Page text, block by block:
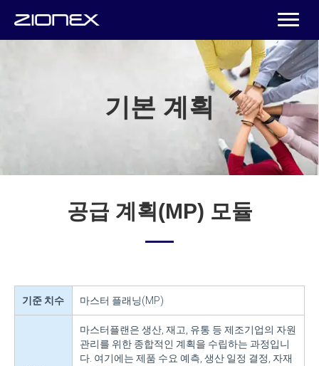
기본 계획
공급 계획(MP) 모듈
기준 치수 마스터 플래닝(MP)
마스터플랜은 생산, 재고, 유통 등 제조기업의 자원
관리를 위한 종합적인 계획을 수립하는 과정입니
다. 여기에는 제품 수요 예측, 생산 일정 결정, 자재